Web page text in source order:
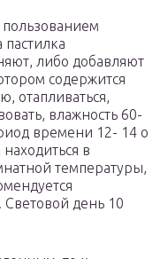
пользованием
либо добавляют
содержится
отапливаться,
влажность 60-
времени 12- 14 о
в
температуры,
Световой день 10